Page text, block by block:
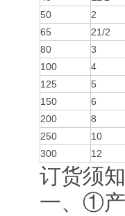
50
2
65
21/2
80
3
100
4
125
5
150
6
200
8
250
10
300
12
订货须
一、①